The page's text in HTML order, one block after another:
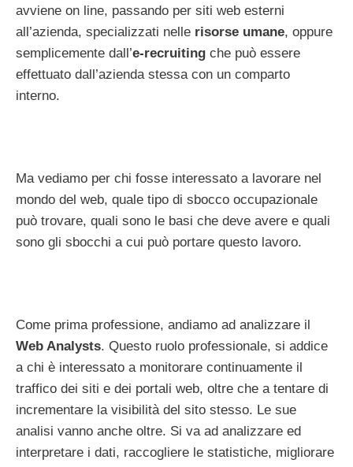
avviene on line, passando per siti web esterni
all’azienda, specializzati nelle risorse umane, oppure
semplicemente dall’e-recruiting che può essere
effettuato dall’azienda stessa con un comparto
interno.
Ma vediamo per chi fosse interessato a lavorare nel
mondo del web, quale tipo di sbocco occupazionale
può trovare, quali sono le basi che deve avere e quali
sono gli sbocchi a cui può portare questo lavoro.
Come prima professione, andiamo ad analizzare il
Web Analysts. Questo ruolo professionale, si addice
a chi è interessato a monitorare continuamente il
traffico dei siti e dei portali web, oltre che a tentare di
incrementare la visibilità del sito stesso. Le sue
analisi vanno anche oltre. Si va ad analizzare ed
interpretare i dati, raccogliere le statistiche, migliorare